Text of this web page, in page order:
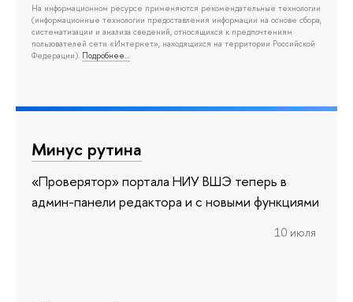
На информационном ресурсе применяются рекомендательные технологии
(информационные технологии предоставления информации на основе сбора,
систематизации и анализа сведений, относящихся к предпочтениям
пользователей сети «Интернет», находящихся на территории Российской
Федерации). Подробнее…
Минус рутина
«Проверятор» портала НИУ ВШЭ теперь в
админ-панели редактора и с новыми функциями
10 июля